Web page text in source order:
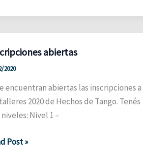
abiertas
2020
encuentran abiertas las inscripciones a
2020 de Hechos de Tango. Tenés
Nivel 1 –
Post »